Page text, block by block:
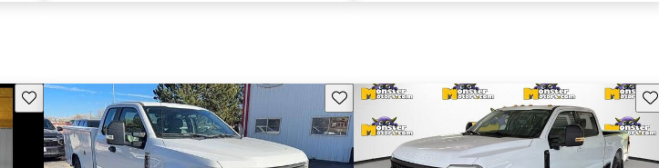
Guarda este Aviso Guarda este Aviso